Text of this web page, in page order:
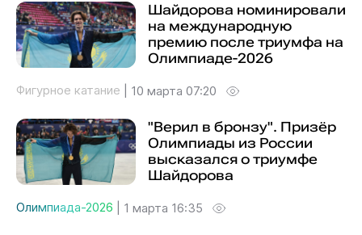
Шайдорова номинировали
на международную
премию после триумфа на
Олимпиаде-2026
Фигурное катание 10 марта 07:20
"Верил в бронзу". Призёр
Олимпиады из России
высказался о триумфе
Шайдорова
Олимпиада-2026 1 марта 16:35